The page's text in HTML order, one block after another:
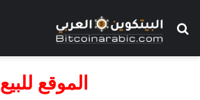
بحث عن
الموقع للبيع